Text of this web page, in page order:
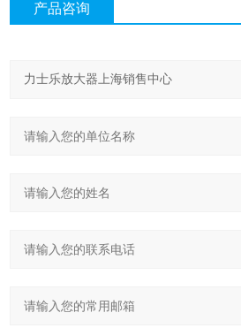
产品咨询